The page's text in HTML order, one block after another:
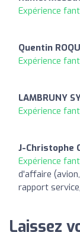
Expérience
Quentin
Expérience
LAMBRUNY
Expérience
J-Christophe
Expérience
d'affaire
rapport
Laissez